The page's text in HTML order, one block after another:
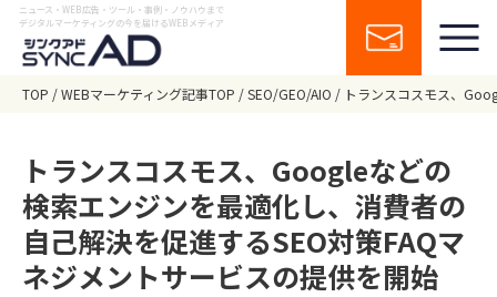
ニュース・WEB広告・ツール・事例・ノウハウまで
デジタルマーケティングの今を届けるWEBメディア
TOP WEBマーケティング記事TOP SEO/GEO/AIO トランスコスモス、
トランスコスモス、Googleなどの
検索エンジンを最適化し、消費者の
自己解決を促進するSEO対策FAQマ
ネジメントサービスの提供を開始